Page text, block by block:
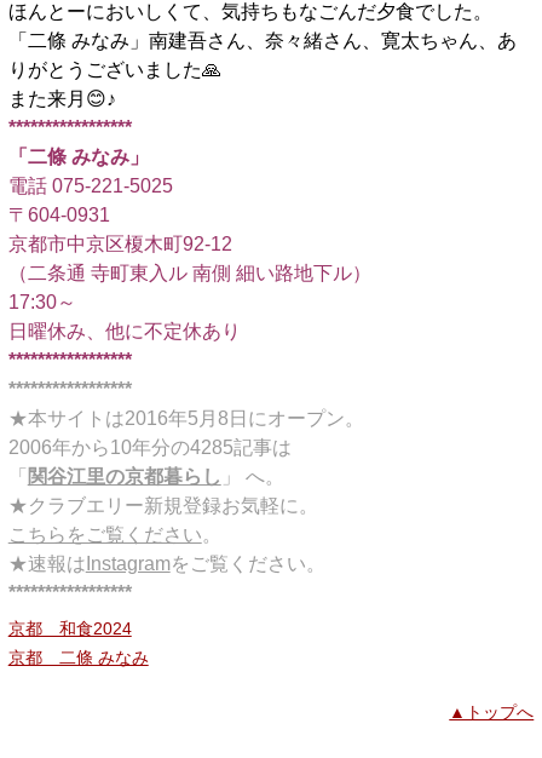
ほんとーにおいしくて、気持ちもなごんだ夕食でした。
「二條 みなみ」​南建吾さん、奈々緒さん、寛太ちゃん、あ
りがとうございました🙏
また来月😊♪
*****************
「二條 みなみ」
電話 075-221-5025
〒604-0931
京都市中京区榎木町92-12
（二条通 寺町東入ル 南側 細い路地下ル）
17:30～
日曜休み、他に不定休あり
*****************
*****************
★本サイトは2016年5月8日にオープン。
2006年から10年分の4285記事は
「 関谷江里の京都暮らし 」 へ。
★クラブエリー新規登録お気軽に。
こちらをご覧ください。
★速報は Instagramをご覧ください。
*****************
京都 和食2024
京都 二條 みなみ
▲トップへ